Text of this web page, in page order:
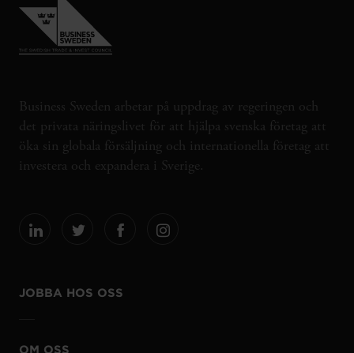
Business Sweden arbetar på uppdrag av regeringen och
det privata näringslivet för att hjälpa svenska företag att
öka sin globala försäljning och internationella företag att
investera och expandera i Sverige.
JOBBA HOS OSS
OM OSS